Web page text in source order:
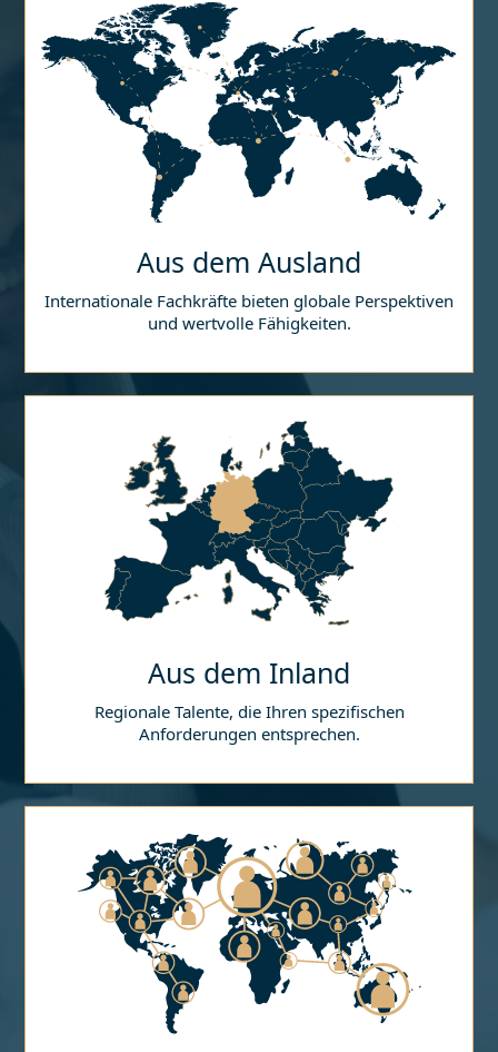
Aus dem Ausland
Internationale Fachkräfte bieten globale Perspektiven
und wertvolle Fähigkeiten.
Aus dem Inland
Regionale Talente, die Ihren spezifischen
Anforderungen entsprechen.